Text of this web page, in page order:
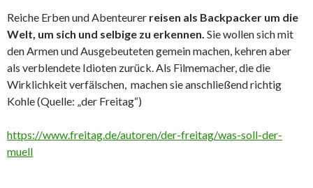
Reiche Erben und Abenteurer reisen als Backpacker um die
Welt, um sich und selbige zu erkennen. Sie wollen sich mit
den Armen und Ausgebeuteten gemein machen, kehren aber
als verblendete Idioten zurück. Als Filmemacher, die die
Wirklichkeit verfälschen, machen sie anschließend richtig
Kohle (Quelle: „der Freitag“)
https://www.freitag.de/autoren/der-freitag/was-soll-der-
muell